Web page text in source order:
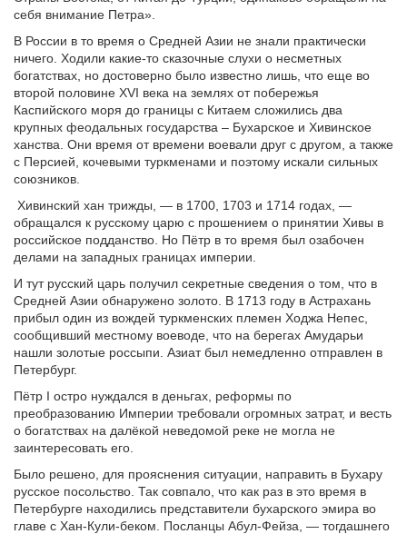
себя внимание Петра».
В России в то время о Средней Азии не знали практически
ничего. Ходили какие-то сказочные слухи о несметных
богатствах, но достоверно было известно лишь, что еще во
второй половине XVI века на землях от побережья
Каспийского моря до границы с Китаем сложились два
крупных феодальных государства – Бухарское и Хивинское
ханства. Они время от времени воевали друг с другом, а также
с Персией, кочевыми туркменами и поэтому искали сильных
союзников.
Хивинский хан трижды, — в 1700, 1703 и 1714 годах, —
обращался к русскому царю с прошением о принятии Хивы в
российское подданство. Но Пётр в то время был озабочен
делами на западных границах империи.
И тут русский царь получил секретные сведения о том, что в
Средней Азии обнаружено золото. В 1713 году в Астрахань
прибыл один из вождей туркменских племен Ходжа Непес,
сообщивший местному воеводе, что на берегах Амударьи
нашли золотые россыпи. Азиат был немедленно отправлен в
Петербург.
Пётр I остро нуждался в деньгах, реформы по
преобразованию Империи требовали огромных затрат, и весть
о богатствах на далёкой неведомой реке не могла не
заинтересовать его.
Было решено, для прояснения ситуации, направить в Бухару
русское посольство. Так совпало, что как раз в это время в
Петербурге находились представители бухарского эмира во
главе с Хан-Кули-беком. Посланцы Абул-Фейза, — тогдашнего